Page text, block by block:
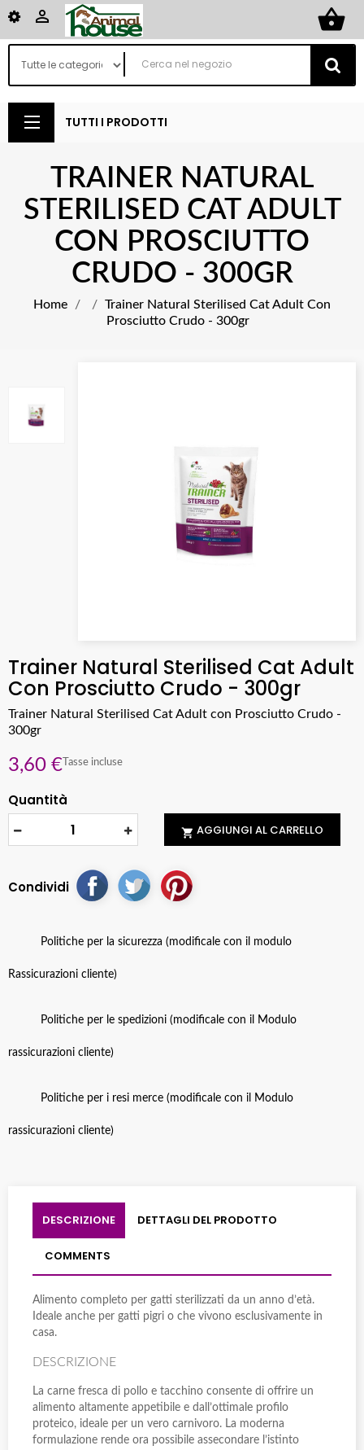
shopping_basket

TUTTI I PRODOTTI
TRAINER NATURAL
STERILISED CAT ADULT
CON PROSCIUTTO
CRUDO - 300GR
Home
Trainer Natural Sterilised Cat Adult Con
Prosciutto Crudo - 300gr
Trainer Natural Sterilised Cat Adult
Con Prosciutto Crudo - 300gr
Trainer Natural Sterilised Cat Adult con Prosciutto Crudo -
300gr
3,60 € Tasse incluse
Quantità
 AGGIUNGI AL CARRELLO
Condividi
Politiche per la sicurezza (modificale con il modulo
Rassicurazioni cliente)
Politiche per le spedizioni (modificale con il Modulo
rassicurazioni cliente)
Politiche per i resi merce (modificale con il Modulo
rassicurazioni cliente)
DESCRIZIONE DETTAGLI DEL PRODOTTO
COMMENTS
Alimento completo per gatti sterilizzati da un anno d’età.
Ideale anche per gatti pigri o che vivono esclusivamente in
casa.
DESCRIZIONE
La carne fresca di pollo e tacchino consente di offrire un
alimento altamente appetibile e dall’ottimale profilo
proteico, ideale per un vero carnivoro. La moderna
formulazione rende ora possibile assecondare l’istinto